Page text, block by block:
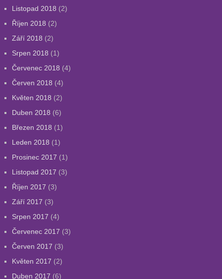
Listopad 2018 (2)
Říjen 2018 (2)
Září 2018 (2)
Srpen 2018 (1)
Červenec 2018 (4)
Červen 2018 (4)
Květen 2018 (2)
Duben 2018 (6)
Březen 2018 (1)
Leden 2018 (1)
Prosinec 2017 (1)
Listopad 2017 (3)
Říjen 2017 (3)
Září 2017 (3)
Srpen 2017 (4)
Červenec 2017 (3)
Červen 2017 (3)
Květen 2017 (2)
Duben 2017 (6)